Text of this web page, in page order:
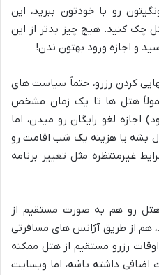
رو با خودتون ببرید، این
چک کنید. هیچ چیز بدتر از این
و اجازه ورود بهتون ندن!
کردن رزرو، حتماً سیاست های
هتل ها تا یک زمان مشخص
از ورود) اجازه لغو رایگان رو میدن، اما
بشه یا هزینه یک شب اقامت رو
غیرمنتظره مثل تغییر برنامه
رو هم به صورت مستقیم از
هم از طریق آژانس های مسافرتی
رزرو مستقیم از هتل ممکنه
اضافی داشته باشه، اما وبسایت